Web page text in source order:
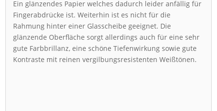
Ein glänzendes Papier welches dadurch leider anfällig für
Fingerabdrücke ist. Weiterhin ist es nicht für die
Rahmung hinter einer Glasscheibe geeignet. Die
glänzende Oberfläche sorgt allerdings auch für eine sehr
gute Farbbrillanz, eine schöne Tiefenwirkung sowie gute
Kontraste mit reinen vergilbungsresistenten Weißtönen.